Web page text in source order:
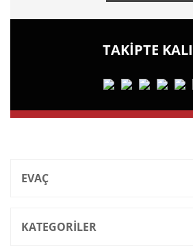
TAKİPTE
EVAÇ
KATEGORİLER